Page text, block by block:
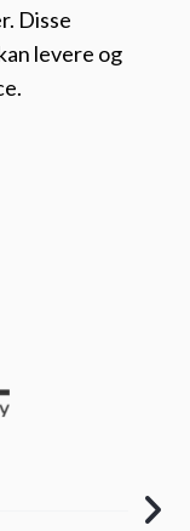
Disse
levere og